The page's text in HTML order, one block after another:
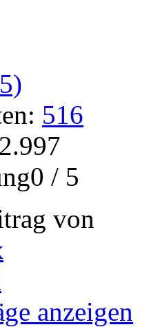
516
/ 5
von
anzeigen